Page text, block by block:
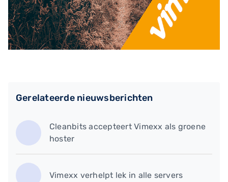
Gerelateerde nieuwsberichten
Cleanbits accepteert Vimexx als groene
hoster
Vimexx verhelpt lek in alle servers